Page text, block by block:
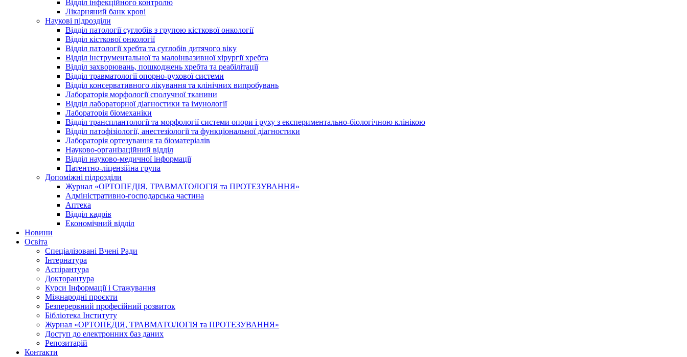
Відділ інфекційного контролю
Лікарняний банк крові
Наукові підрозділи
Відділ патології суглобів з групою кісткової онкології
Відділ кісткової онкології
Відділ патології хребта та суглобів дитячого віку
Відділ інструментальної та малоінвазивної хірургії хребта
Відділ захворювань, пошкоджень хребта та реабілітації
Відділ травматології опорно-рухової системи
Відділ консервативного лікування та клінічних випробувань
Лабораторія морфології сполучної тканини
Відділ лабораторної діагностики та імунології
Лабораторія біомеханіки
Відділ трансплантології та морфології системи опори і руху з експериментально-біологічною клінікою
Відділ патофізіології, анестезіології та функціональної діагностики
Лабораторія ортезування та біоматеріалів
Науково-організаційний відділ
Відділ науково-медичної інформації
Патентно-ліцензійна група
Допоміжні підрозділи
Журнал «ОРТОПЕДІЯ, ТРАВМАТОЛОГІЯ та ПРОТЕЗУВАННЯ»
Адміністративно-господарська частина
Аптека
Відділ кадрів
Економічний відділ
Новини
Освіта
Спеціалізовані Вчені Ради
Інтернатура
Аспірантура
Докторантура
Курси Інформації і Стажування
Міжнародні проєкти
Безперервний професійний розвиток
Бібліотека Інституту
Журнал «ОРТОПЕДІЯ, ТРАВМАТОЛОГІЯ та ПРОТЕЗУВАННЯ»
Доступ до електронних баз даних
Репозитарій
Контакти